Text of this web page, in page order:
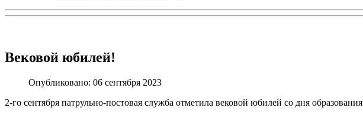
Вековой юбилей!
Опубликовано: 06 сентября 2023
2-го сентября патрульно-постовая служба отметила вековой юбилей со дня